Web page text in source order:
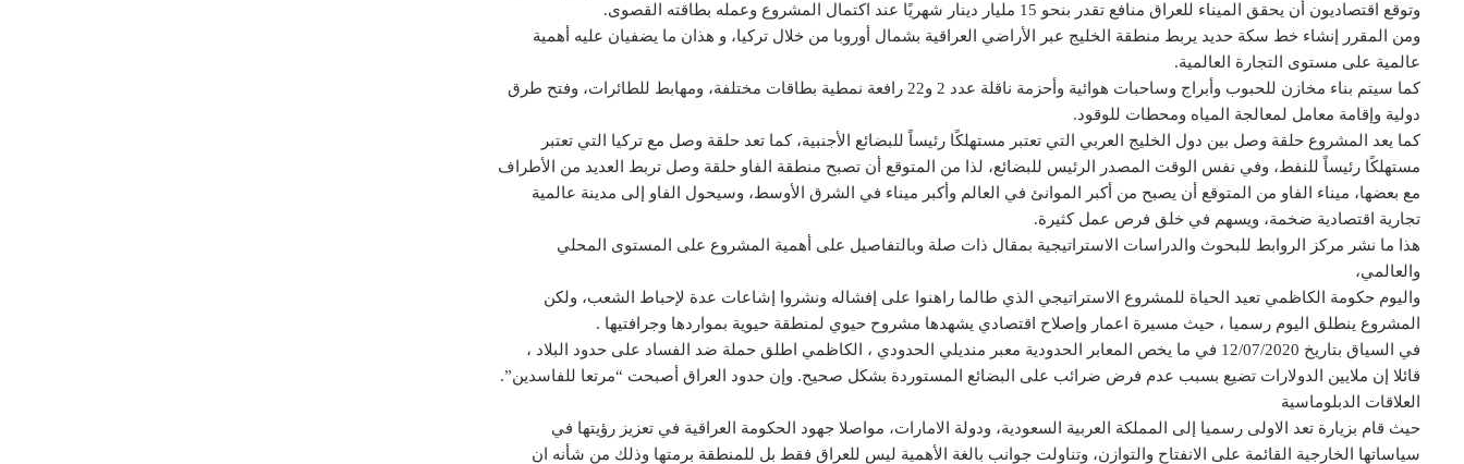
وتوقع اقتصاديون أن يحقق الميناء للعراق منافع تقدر بنحو 15 مليار دينار شهريًا عند اكتمال المشروع وعمله بطاقته القصوى.
ومن المقرر إنشاء خط سكة حديد يربط منطقة الخليج عبر الأراضي العراقية بشمال أوروبا من خلال تركيا، و هذان ما يضفيان عليه أهمية
عالمية على مستوى التجارة العالمية.
كما سيتم بناء مخازن للحبوب وأبراج وساحبات هوائية وأحزمة ناقلة عدد 2 و22 رافعة نمطية بطاقات مختلفة، ومهابط للطائرات، وفتح طرق
دولية وإقامة معامل لمعالجة المياه ومحطات للوقود.
كما يعد المشروع حلقة وصل بين دول الخليج العربي التي تعتبر مستهلكًا رئيساً للبضائع الأجنبية، كما تعد حلقة وصل مع تركيا التي تعتبر
مستهلكًا رئيساً للنفط، وفي نفس الوقت المصدر الرئيس للبضائع، لذا من المتوقع أن تصبح منطقة الفاو حلقة وصل تربط العديد من الأطراف
مع بعضها، ميناء الفاو من المتوقع أن يصبح من أكبر الموانئ في العالم وأكبر ميناء في الشرق الأوسط، وسيحول الفاو إلى مدينة عالمية
تجارية اقتصادية ضخمة، ويسهم في خلق فرص عمل كثيرة.
هذا ما نشر مركز الروابط للبحوث والدراسات الاستراتيجية بمقال ذات صلة وبالتفاصيل على أهمية المشروع على المستوى المحلي
والعالمي،
واليوم حكومة الكاظمي تعيد الحياة للمشروع الاستراتيجي الذي طالما راهنوا على إفشاله ونشروا إشاعات عدة لإحباط الشعب، ولكن
المشروع ينطلق اليوم رسميا ، حيث مسيرة اعمار وإصلاح اقتصادي يشهدها مشروح حيوي لمنطقة حيوية بمواردها وجرافتيها .
في السياق بتاريخ 12/07/2020 في ما يخص المعابر الحدودية معبر منديلي الحدودي ، الكاظمي اطلق حملة ضد الفساد على حدود البلاد ،
قائلا إن ملايين الدولارات تضيع بسبب عدم فرض ضرائب على البضائع المستوردة بشكل صحيح. وإن حدود العراق أصبحت “مرتعا للفاسدين”.
العلاقات الدبلوماسية
حيث قام بزيارة تعد الاولى رسميا إلى المملكة العربية السعودية، ودولة الامارات، مواصلا جهود الحكومة العراقية في تعزيز رؤيتها في
سياساتها الخارجية القائمة على الانفتاح والتوازن، وتناولت جوانب بالغة الأهمية ليس للعراق فقط بل للمنطقة برمتها وذلك من شأنه ان